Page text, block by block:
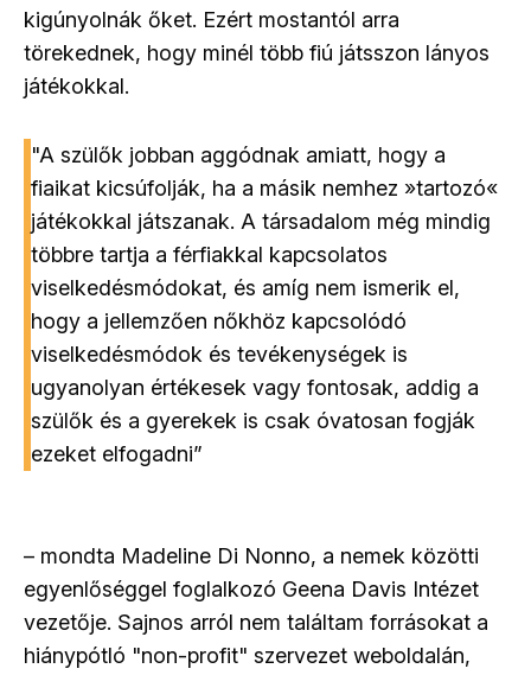
kigúnyolnák őket. Ezért mostantól arra
törekednek, hogy minél több fiú játsszon lányos
játékokkal.
"A szülők jobban aggódnak amiatt, hogy a
fiaikat kicsúfolják, ha a másik nemhez »tartozó«️
játékokkal játszanak. A társadalom még mindig
többre tartja a férfiakkal kapcsolatos
viselkedésmódokat, és amíg nem ismerik el,
hogy a jellemzően nőkhöz kapcsolódó
viselkedésmódok és tevékenységek is
ugyanolyan értékesek vagy fontosak, addig a
szülők és a gyerekek is csak óvatosan fogják
ezeket elfogadni”
– mondta Madeline Di Nonno, a nemek közötti
egyenlőséggel foglalkozó Geena Davis Intézet
vezetője. Sajnos arról nem találtam forrásokat a
hiánypótló "non-profit" szervezet weboldalán,